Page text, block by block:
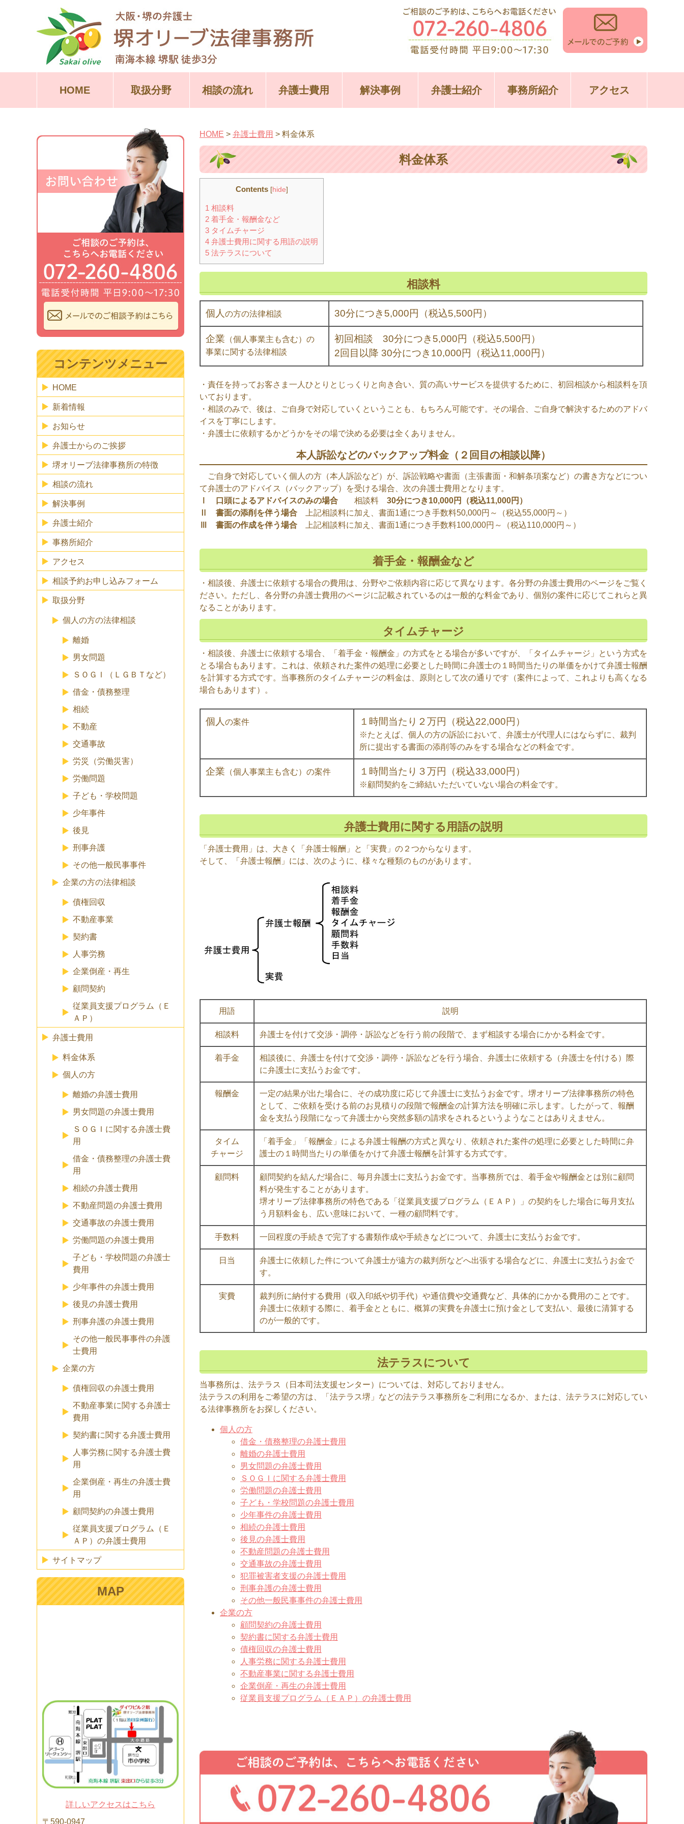
HOME 取扱分野 相談の流れ 弁護士費用 解決事例 弁護士紹介 事務所紹介 アクセス
HOME > 弁護士費用 > 料金体系
料金体系
Contents [hide]
1 相談料
2 着手金・報酬金など
3 タイムチャージ
4 弁護士費用に関する用語の説明
5 法テラスについて
相談料
個人 の方の法律相談 30分につき5,000円（税込5,500円）
企業 （個人事業主も含む）の
事業に関する法律相談
初回相談 30分につき5,000円（税込5,500円）
2回目以降 30分につき10,000円（税込11,000円）
・責任を持ってお客さま一人ひとりとじっくりと向き合い、質の高いサービスを提供するために、初回相談から相談料を頂
いております。
・相談のみで、後は、ご自身で対応していくということも、もちろん可能です。その場合、ご自身で解決するためのアドバ
イスを丁寧にします。
・弁護士に依頼するかどうかをその場で決める必要は全くありません。
本人訴訟などのバックアップ料金（２回目の相談以降）
ご自身で対応していく個人の方（本人訴訟など）が、訴訟戦略や書面（主張書面・和解条項案など）の書き方などについ
て弁護士のアドバイス（バックアップ）を受ける場合、次の弁護士費用となります。
Ⅰ 口頭によるアドバイスのみの場合 相談料 30分につき10,000円（税込11,000円）
Ⅱ 書面の添削を伴う場合 上記相談料に加え、書面1通につき手数料50,000円～（税込55,000円～）
Ⅲ 書面の作成を伴う場合 上記相談料に加え、書面1通につき手数料100,000円～（税込110,000円～）
着手金・報酬金など
・相談後、弁護士に依頼する場合の費用は、分野やご依頼内容に応じて異なります。各分野の弁護士費用のページをご覧く
ださい。ただし、各分野の弁護士費用のページに記載されているのは一般的な料金であり、個別の案件に応じてこれらと異
なることがあります。
タイムチャージ
・相談後、弁護士に依頼する場合、「着手金・報酬金」の方式をとる場合が多いですが、「タイムチャージ」という方式を
とる場合もあります。これは、依頼された案件の処理に必要とした時間に弁護士の１時間当たりの単価をかけて弁護士報酬
を計算する方式です。当事務所のタイムチャージの料金は、原則として次の通りです（案件によって、これよりも高くなる
場合もあります）。
個人 の案件 １時間当たり２万円（税込22,000円）
※たとえば、個人の方の訴訟において、弁護士が代理人にはならずに、裁判
所に提出する書面の添削等のみをする場合などの料金です。
企業 （個人事業主も含む）の案件 １時間当たり３万円（税込33,000円）
※顧問契約をご締結いただいていない場合の料金です。
弁護士費用に関する用語の説明
「弁護士費用」は、大きく「弁護士報酬」と「実費」の２つからなります。
そして、「弁護士報酬」には、次のように、様々な種類のものがあります。
用語 説明
相談料 弁護士を付けて交渉・調停・訴訟などを行う前の段階で、まず相談する場合にかかる料金です。
着手金
相談後に、弁護士を付けて交渉・調停・訴訟などを行う場合、弁護士に依頼する（弁護士を付ける）際
に弁護士に支払うお金です。
報酬金
一定の結果が出た場合に、その成功度に応じて弁護士に支払うお金です。堺オリーブ法律事務所の特色
として、ご依頼を受ける前のお見積りの段階で報酬金の計算方法を明確に示します。したがって、報酬
金を支払う段階になって弁護士から突然多額の請求をされるというようなことはありえません。
タイム
チャージ
「着手金」「報酬金」による弁護士報酬の方式と異なり、依頼された案件の処理に必要とした時間に弁
護士の１時間当たりの単価をかけて弁護士報酬を計算する方式です。
顧問料
顧問契約を結んだ場合に、毎月弁護士に支払うお金です。当事務所では、着手金や報酬金とは別に顧問
料が発生することがあります。
堺オリーブ法律事務所の特色である「従業員支援プログラム（ＥＡＰ）」の契約をした場合に毎月支払
う月額料金も、広い意味において、一種の顧問料です。
手数料 一回程度の手続きで完了する書類作成や手続きなどについて、弁護士に支払うお金です。
日当
弁護士に依頼した件について弁護士が遠方の裁判所などへ出張する場合などに、弁護士に支払うお金で
す。
実費
裁判所に納付する費用（収入印紙や切手代）や通信費や交通費など、具体的にかかる費用のことです。
弁護士に依頼する際に、着手金とともに、概算の実費を弁護士に預け金として支払い、最後に清算する
のが一般的です。
法テラスについて
当事務所は、法テラス（日本司法支援センター）については、対応しておりません。
法テラスの利用をご希望の方は、「法テラス堺」などの法テラス事務所をご利用になるか、または、法テラスに対応してい
る法律事務所をお探しください。
個人の方
借金・債務整理の弁護士費用
離婚の弁護士費用
男女問題の弁護士費用
ＳＯＧＩに関する弁護士費用
労働問題の弁護士費用
子ども・学校問題の弁護士費用
少年事件の弁護士費用
相続の弁護士費用
後見の弁護士費用
不動産問題の弁護士費用
交通事故の弁護士費用
犯罪被害者支援の弁護士費用
刑事弁護の弁護士費用
その他一般民事事件の弁護士費用
企業の方
顧問契約の弁護士費用
契約書に関する弁護士費用
債権回収の弁護士費用
人事労務に関する弁護士費用
不動産事業に関する弁護士費用
企業倒産・再生の弁護士費用
従業員支援プログラム（ＥＡＰ）の弁護士費用
コンテンツメニュー
HOME
新着情報
お知らせ
弁護士からのご挨拶
堺オリーブ法律事務所の特徴
相談の流れ
解決事例
弁護士紹介
事務所紹介
アクセス
相談予約お申し込みフォーム
取扱分野
個人の方の法律相談
離婚
男女問題
ＳＯＧＩ（ＬＧＢＴなど）
借金・債務整理
相続
不動産
交通事故
労災（労働災害）
労働問題
子ども・学校問題
少年事件
後見
刑事弁護
その他一般民事事件
企業の方の法律相談
債権回収
不動産事業
契約書
人事労務
企業倒産・再生
顧問契約
従業員支援プログラム（Ｅ
ＡＰ）
弁護士費用
料金体系
個人の方
離婚の弁護士費用
男女問題の弁護士費用
ＳＯＧＩに関する弁護士費
用
借金・債務整理の弁護士費
用
相続の弁護士費用
不動産問題の弁護士費用
交通事故の弁護士費用
労働問題の弁護士費用
子ども・学校問題の弁護士
費用
少年事件の弁護士費用
後見の弁護士費用
刑事弁護の弁護士費用
その他一般民事事件の弁護
士費用
企業の方
債権回収の弁護士費用
不動産事業に関する弁護士
費用
契約書に関する弁護士費用
人事労務に関する弁護士費
用
企業倒産・再生の弁護士費
用
顧問契約の弁護士費用
従業員支援プログラム（Ｅ
ＡＰ）の弁護士費用
サイトマップ
MAP
詳しいアクセスはこちら
〒590-0947